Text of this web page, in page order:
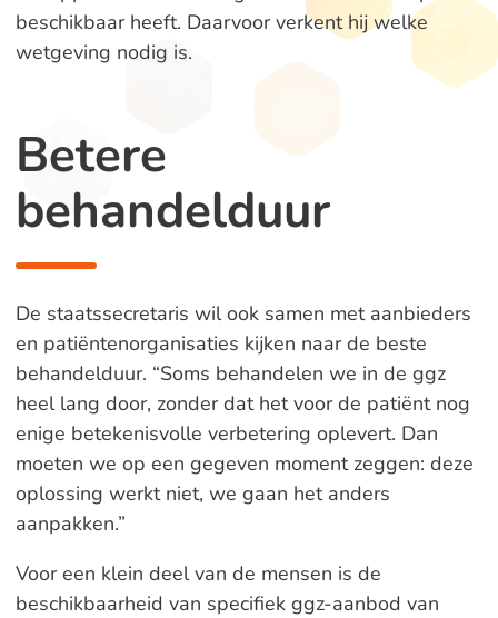
beschikbaar heeft. Daarvoor verkent hij welke
wetgeving nodig is.
Betere
behandelduur
De staatssecretaris wil ook samen met aanbieders
en patiëntenorganisaties kijken naar de beste
behandelduur. “Soms behandelen we in de ggz
heel lang door, zonder dat het voor de patiënt nog
enige betekenisvolle verbetering oplevert. Dan
moeten we op een gegeven moment zeggen: deze
oplossing werkt niet, we gaan het anders
aanpakken.”
Voor een klein deel van de mensen is de
beschikbaarheid van specifiek ggz-aanbod van